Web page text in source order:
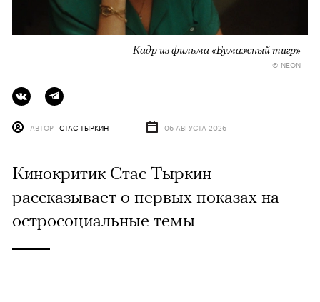
Кадр из фильма «Бумажный тигр»
© NEON
АВТОР СТАС ТЫРКИН 06 АВГУСТА 2026
Кинокритик Стас Тыркин
рассказывает о первых показах на
остросоциальные темы